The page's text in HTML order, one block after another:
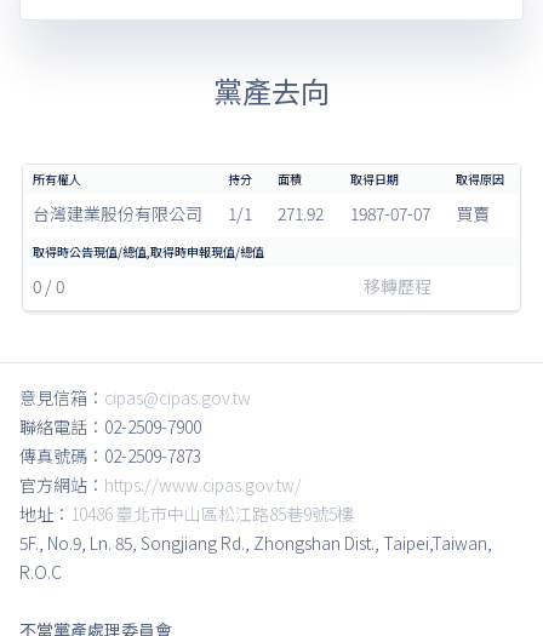
黨產去向
台灣建業股份有限公司 1/1 271.92 1987-07-07 買賣
0 / 0 移轉歷程
意見信箱： cipas@cipas.gov.tw
聯絡電話：02-2509-7900
傳真號碼：02-2509-7873
官方網站： https://www.cipas.gov.tw/
地址： 10486 臺北市中山區松江路85巷9號5樓
5F., No.9, Ln. 85, Songjiang Rd., Zhongshan Dist., Taipei,Taiwan,
R.O.C
不當黨產處理委員會